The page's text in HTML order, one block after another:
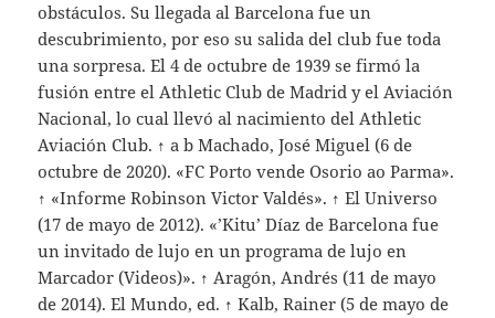
obstáculos. Su llegada al Barcelona fue un
descubrimiento, por eso su salida del club fue toda
una sorpresa. El 4 de octubre de 1939 se firmó la
fusión entre el Athletic Club de Madrid y el Aviación
Nacional, lo cual llevó al nacimiento del Athletic
Aviación Club. ↑ a b Machado, José Miguel (6 de
octubre de 2020). «FC Porto vende Osorio ao Parma».
↑ «Informe Robinson Victor Valdés». ↑ El Universo
(17 de mayo de 2012). «’Kitu’ Díaz de Barcelona fue
un invitado de lujo en un programa de lujo en
Marcador (Videos)». ↑ Aragón, Andrés (11 de mayo
de 2014). El Mundo, ed. ↑ Kalb, Rainer (5 de mayo de